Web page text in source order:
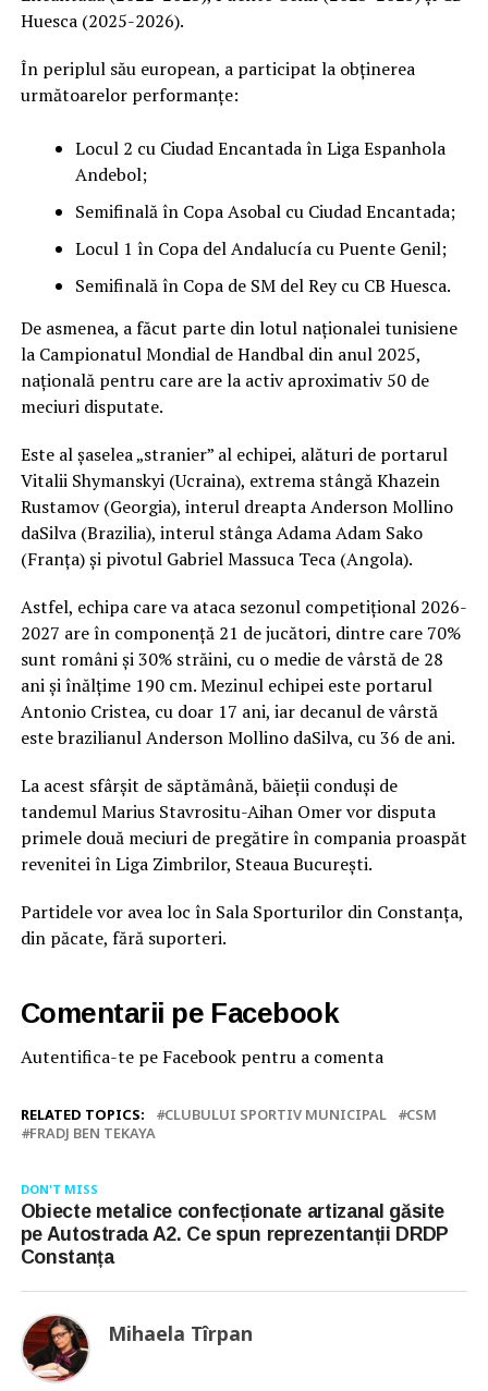
Huesca (2025-2026).
În periplul său european, a participat la obținerea
următoarelor performanțe:
Locul 2 cu Ciudad Encantada în Liga Espanhola
Andebol;
Semifinală în Copa Asobal cu Ciudad Encantada;
Locul 1 în Copa del Andalucía cu Puente Genil;
Semifinală în Copa de SM del Rey cu CB Huesca.
De asmenea, a făcut parte din lotul naționalei tunisiene
la Campionatul Mondial de Handbal din anul 2025,
națională pentru care are la activ aproximativ 50 de
meciuri disputate.
Este al șaselea „stranier” al echipei, alături de portarul
Vitalii Shymanskyi (Ucraina), extrema stângă Khazein
Rustamov (Georgia), interul dreapta Anderson Mollino
daSilva (Brazilia), interul stânga Adama Adam Sako
(Franța) și pivotul Gabriel Massuca Teca (Angola).
Astfel, echipa care va ataca sezonul competițional 2026-
2027 are în componență 21 de jucători, dintre care 70%
sunt români și 30% străini, cu o medie de vârstă de 28
ani și înălțime 190 cm. Mezinul echipei este portarul
Antonio Cristea, cu doar 17 ani, iar decanul de vârstă
este brazilianul Anderson Mollino daSilva, cu 36 de ani.
La acest sfârșit de săptămână, băieții conduși de
tandemul Marius Stavrositu-Aihan Omer vor disputa
primele două meciuri de pregătire în compania proaspăt
revenitei în Liga Zimbrilor, Steaua București.
Partidele vor avea loc în Sala Sporturilor din Constanța,
din păcate, fără suporteri.
Comentarii pe Facebook
Autentifica-te pe Facebook pentru a comenta
RELATED TOPICS: CLUBULUI SPORTIV MUNICIPAL
CSM
FRADJ BEN TEKAYA
DON'T MISS
Obiecte metalice confecționate artizanal găsite
pe Autostrada A2. Ce spun reprezentanții DRDP
Constanța
Mihaela Tîrpan